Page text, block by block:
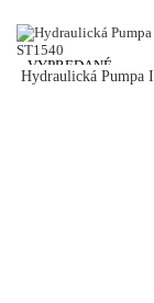
Hydraulická
VYPREDANÉ